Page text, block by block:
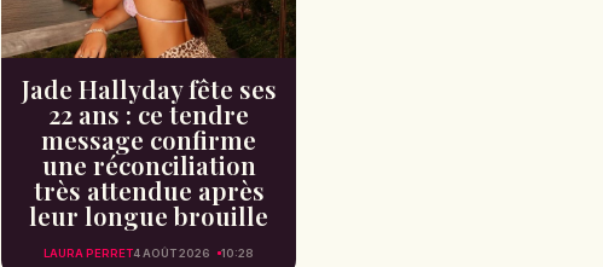
Jade Hallyday fête ses
22 ans : ce tendre
message confirme
une réconciliation
très attendue après
leur longue brouille
LAURA PERRET4 AOÛT 2026 10:28